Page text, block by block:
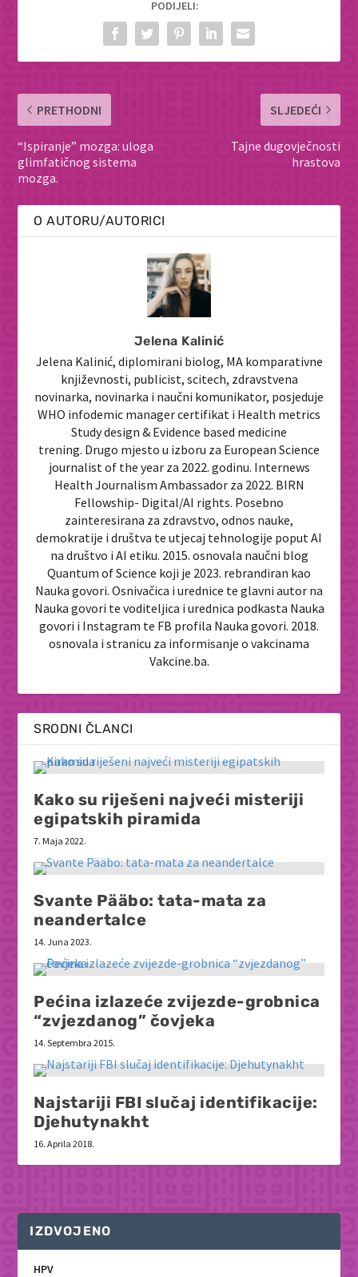
PODIJELI:
PRETHODNI
“Ispiranje” mozga: uloga
glimfatičnog sistema
mozga.
SLJEDEĆI
Tajne dugovječnosti
hrastova
O AUTORU/AUTORICI
Jelena Kalinić
Jelena Kalinić, diplomirani biolog, MA komparativne
književnosti, publicist, scitech, zdravstvena
novinarka, novinarka i naučni komunikator, posjeduje
WHO infodemic manager certifikat i Health metrics
Study design & Evidence based medicine
trening. Drugo mjesto u izboru za European Science
journalist of the year za 2022. godinu. Internews
Health Journalism Ambassador za 2022. BIRN
Fellowship- Digital/AI rights. Posebno
zainteresirana za zdravstvo, odnos nauke,
demokratije i društva te utjecaj tehnologije poput AI
na društvo i AI etiku. 2015. osnovala naučni blog
Quantum of Science koji je 2023. rebrandiran kao
Nauka govori. Osnivačica i urednice te glavni autor na
Nauka govori te voditeljica i urednica podkasta Nauka
govori i Instagram te FB profila Nauka govori. 2018.
osnovala i stranicu za informisanje o vakcinama
Vakcine.ba.
SRODNI ČLANCI
Kako su riješeni najveći misteriji
egipatskih piramida
7. Maja 2022.
Svante Pääbo: tata-mata za
neandertalce
14. Juna 2023.
Pećina izlazeće zvijezde-grobnica
“zvjezdanog” čovjeka
14. Septembra 2015.
Najstariji FBI slučaj identifikacije:
Djehutynakht
16. Aprila 2018.
IZDVOJENO
HPV